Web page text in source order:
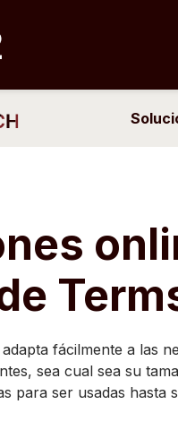
fácilmente a las
sea cual sea su
para ser usadas hasta